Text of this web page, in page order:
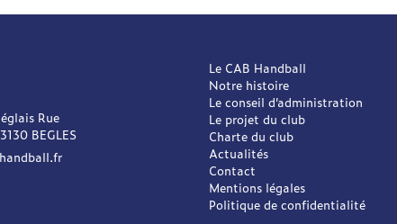
Rue
BEGLES
Le CAB Handball
Notre histoire
Le conseil d’administration
Le projet du club
Charte du club
Actualités
Contact
Mentions légales
Politique de confidentialité